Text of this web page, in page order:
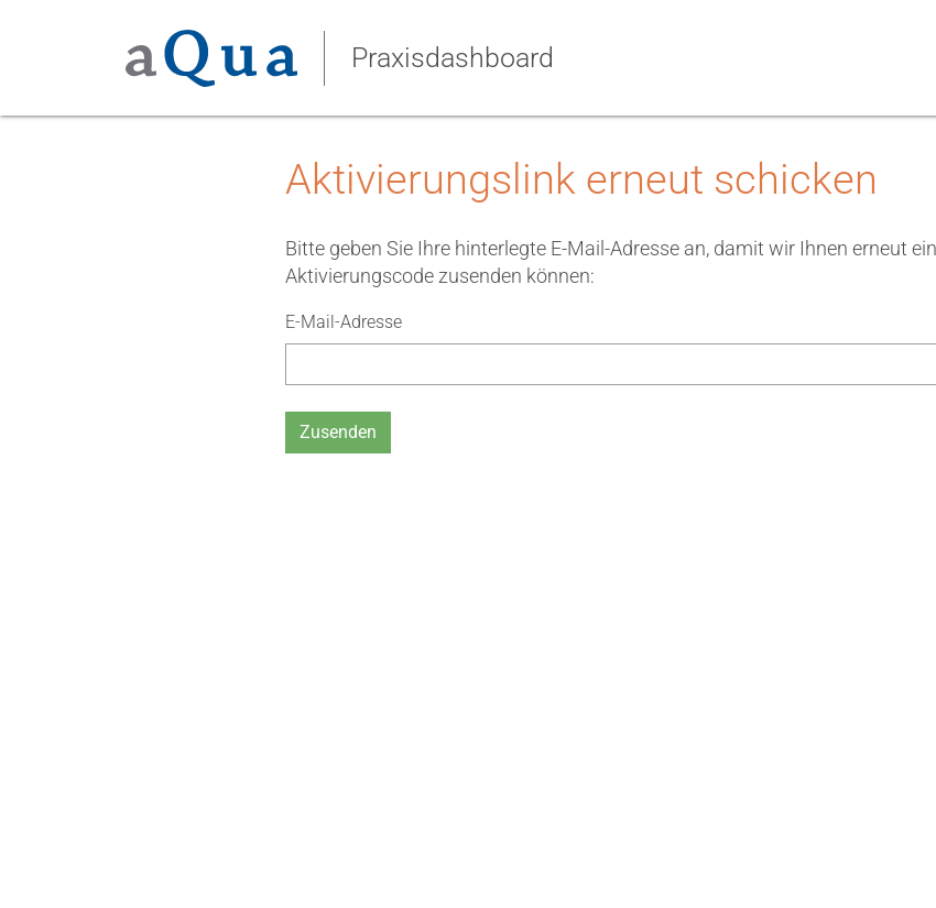
Praxisdashboard
Aktivierungslink erneut schicken
Bitte geben Sie Ihre hinterlegte E-Mail-Adresse an, damit wir Ihnen erneut
Aktivierungscode zusenden können:
E-Mail-Adresse
Zusenden